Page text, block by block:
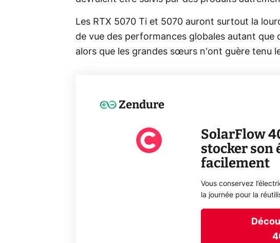
Les RTX 5070 Ti et 5070 auront surtout la
de vue des performances globales autant que
alors que les grandes sœurs n'ont guère tenu
Zendure
SolarFlow
stocker son
facilement
Vous conservez
la journée pour la